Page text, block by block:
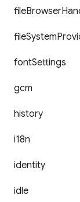
fileBrowser
fileSystem
fontSettings
gcm
history
i18n
identity
idle